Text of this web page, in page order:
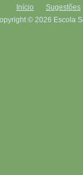
Início
Sugestões
© 2026 Escola